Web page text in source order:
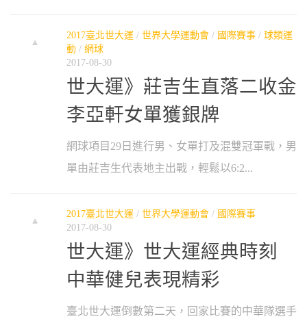
2017臺北世大運 / 世界大學運動會 / 國際賽事 / 球類運
動 / 網球
2017-08-30
世大運》莊吉生直落二收金
李亞軒女單獲銀牌
網球項目29日進行男、女單打及混雙冠軍戰，男
單由莊吉生代表地主出戰，輕鬆以6:2...
2017臺北世大運 / 世界大學運動會 / 國際賽事
2017-08-30
世大運》世大運經典時刻
中華健兒表現精彩
臺北世大運倒數第二天，回家比賽的中華隊選手